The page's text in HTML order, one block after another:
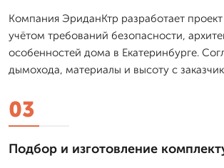
Компания ЭриданКтр разработает
учётом требований безопасности,
особенностей дома в Екатеринбурге.
дымохода, материалы и высоту с
03
Подбор и изготовление